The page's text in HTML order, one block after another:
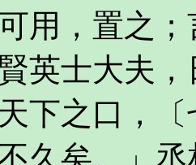
用，置之
英士大夫
下之口，
久矣。」